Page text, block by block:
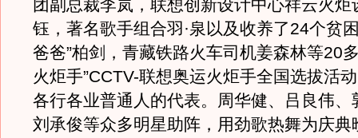
团副总裁李岚，联想创新设计中心祥云火炬
钰，著名歌手组合羽·泉以及收养了24个贫
爸爸”柏剑，青藏铁路火车司机姜森林等20
火炬手”CCTV-联想奥运火炬手全国选拔活
各行各业普通人的代表。周华健、吕良伟、
刘承俊等众多明星助阵，用劲歌热舞为庆典